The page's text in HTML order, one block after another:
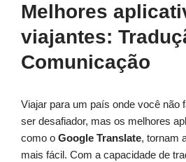
Melhores
viajantes:
Comunicação
Viajar para um país onde você não
ser desafiador, mas os melhores
como o Google Translate, tornam
mais fácil. Com a capacidade de